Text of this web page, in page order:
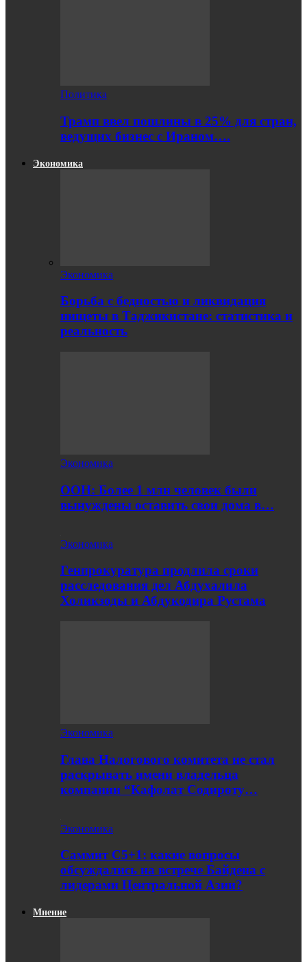
Политика
Трамп ввел пошлины в 25% для стран,
ведущих бизнес с Ираном….
Экономика
Экономика
Борьба с бедностью и ликвидация
нищеты в Таджикистане: статистика и
реальность
Экономика
ООН: Более 1 млн человек были
вынуждены оставить свои дома в…
Экономика
Генпрокуратура продлила сроки
расследования дел Абдухалила
Холикзоды и Абдукодира Рустама
Экономика
Глава Налогового комитета не стал
раскрывать имени владельца
компании “Кафолат Содироту…
Экономика
Саммит С5+1: какие вопросы
обсуждались на встрече Байдена с
лидерами Центральной Азии?
Мнение